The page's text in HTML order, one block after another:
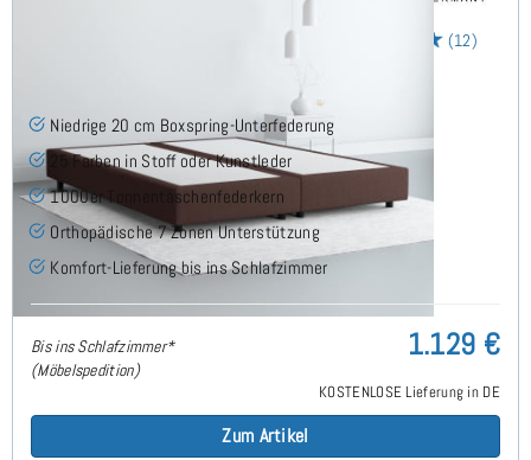
20cm Boxspring Base 160x200 cm (12)
Niedrige 20 cm Boxspring-Unterfederung
25 Farben in Stoff oder Kunstleder
1000er Tonnentaschenfederkern
Orthopädische 7 Zonen Unterstützung
Komfort-Lieferung bis ins Schlafzimmer
Bis ins Schlafzimmer*
(Möbelspedition)
1.129 €
KOSTENLOSE Lieferung in DE
Zum Artikel